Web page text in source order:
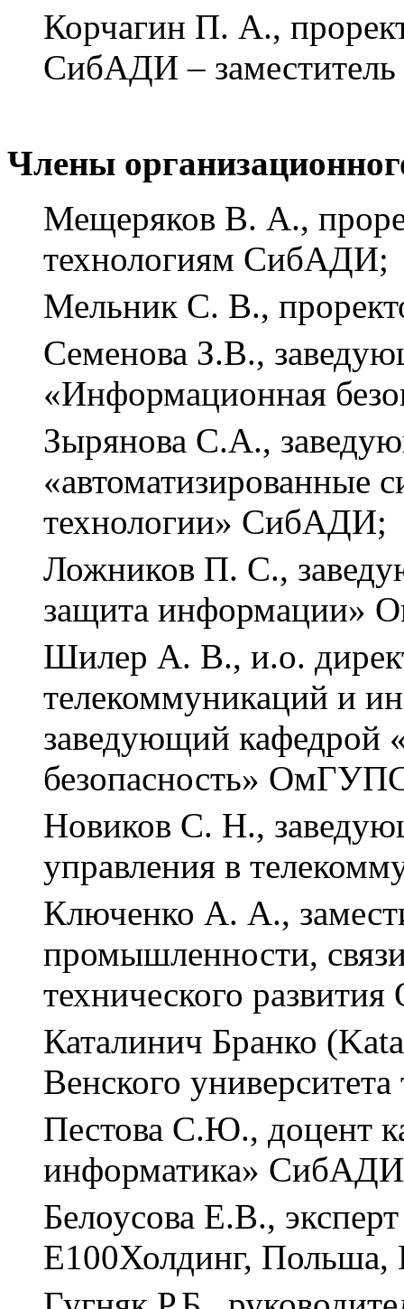
Корчагин П. А.,
СибАДИ – заместитель
Члены
Мещеряков В. А.,
технологиям СибАДИ;
Мельник С. В.,
Семенова З.В.,
«Информационная
Зырянова С.А.,
«автоматизированные
технологии» СибАДИ;
Ложников П. С.,
защита информации»
Шилер А. В., и.о.
телекоммуникаций и
заведующий кафедрой
безопасность»
Новиков С. Н.,
управления в
Ключенко А. А.,
промышленности,
технического
Каталинич Бранко
Венского
Пестова С.Ю., доцент
информатика»
Белоусова Е.В.,
Е100Холдинг, Польша,